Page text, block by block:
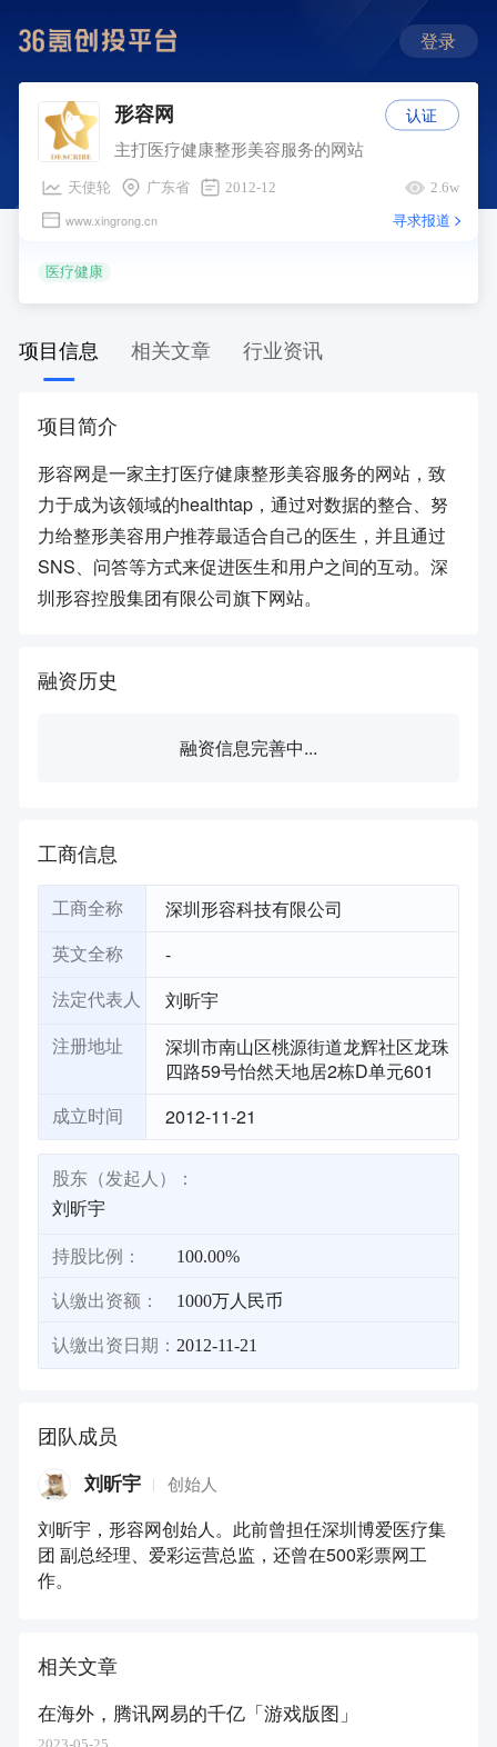
登录
形容网
主打医疗健康整形美容服务的网站
天使轮 广东省 2012-12 2.6w
www.xingrong.cn 寻求报道
医疗健康
认证
项目信息 相关文章 行业资讯
项目简介
形容网是一家主打医疗健康整形美容服务的网站，致
力于成为该领域的healthtap，通过对数据的整合、努
力给整形美容用户推荐最适合自己的医生，并且通过
SNS、问答等方式来促进医生和用户之间的互动。深
圳形容控股集团有限公司旗下网站。
融资历史
融资信息完善中...
工商信息
工商全称 深圳形容科技有限公司
英文全称 -
法定代表人 刘昕宇
注册地址
深圳市南山区桃源街道龙辉社区龙珠
四路59号怡然天地居2栋D单元601
成立时间 2012-11-21
股东（发起人）：
刘昕宇
持股比例： 100.00%
认缴出资额： 1000万人民币
认缴出资日期： 2012-11-21
团队成员
刘昕宇 创始人
刘昕宇，形容网创始人。此前曾担任深圳博爱医疗集
团 副总经理、爱彩运营总监，还曾在500彩票网工
作。
相关文章
在海外，腾讯网易的千亿「游戏版图」